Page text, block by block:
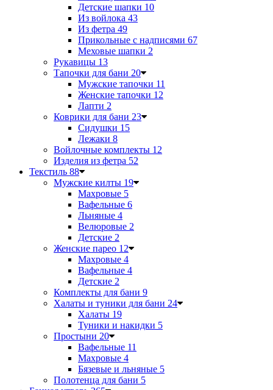
Детские шапки 10
Из войлока 43
Из фетра 49
Прикольные с надписями 67
Меховые шапки 2
Рукавицы 13
Тапочки для бани 20
Мужские тапочки 11
Женские тапочки 12
Лапти 2
Коврики для бани 23
Сидушки 15
Лежаки 8
Войлочные комплекты 12
Изделия из фетра 52
Текстиль 88
Мужские килты 19
Махровые 5
Вафельные 6
Льняные 4
Велюровые 2
Детские 2
Женские парео 12
Махровые 4
Вафельные 4
Детские 2
Комплекты для бани 9
Халаты и туники для бани 24
Халаты 19
Туники и накидки 5
Простыни 20
Вафельные 11
Махровые 4
Бязевые и льняные 5
Полотенца для бани 5